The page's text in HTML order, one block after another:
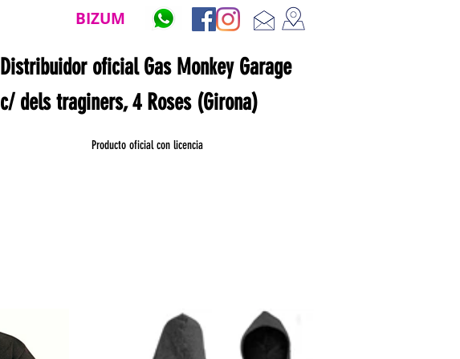
BIZUM
Producto oficial con licencia
c/ dels traginers, 4 Roses (Girona)
Distribuidor oficial Gas Monkey Garage